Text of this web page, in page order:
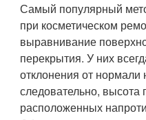
Самый популярный
при косметическом
выравнивание
перекрытия. У них
отклонения от нормали
следовательно, высота
расположенных